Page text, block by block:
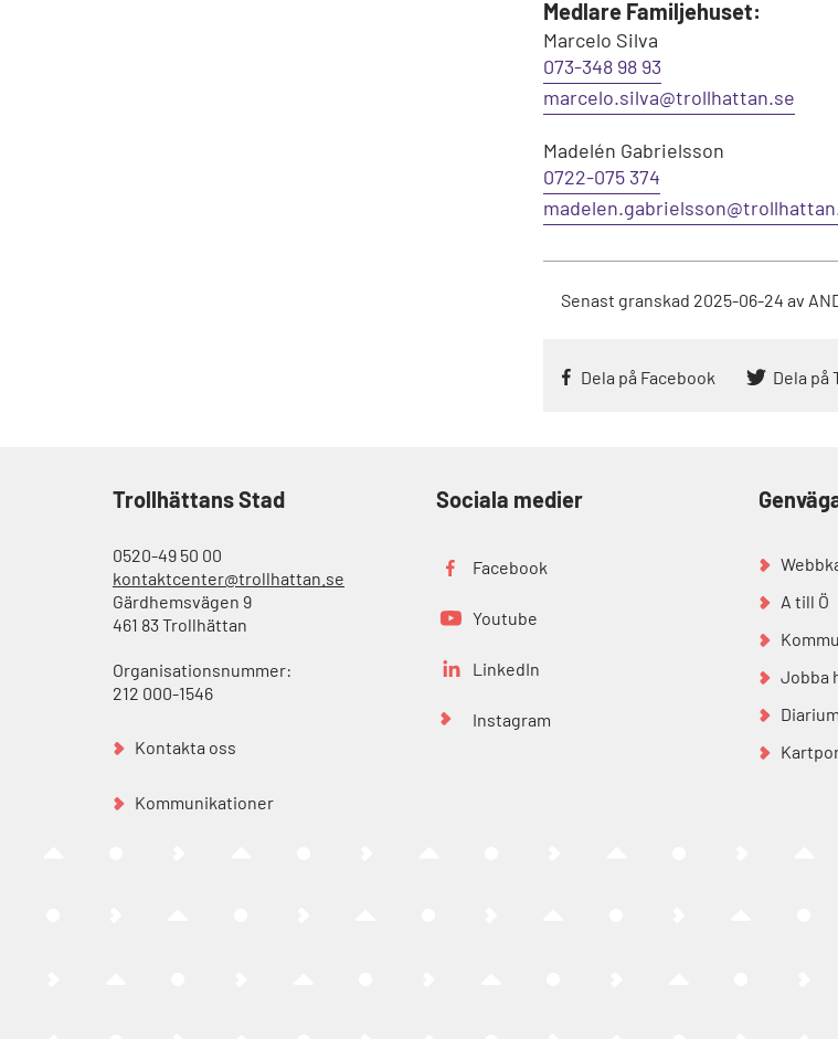
Medlare Familjehuset:
Marcelo Silva
073-348 98 93
marcelo.silva@trollhattan.se
Madelén Gabrielsson
0722-075 374
Senast granskad 2025-06-24 av
Dela på Facebook Dela på
Trollhättans Stad
0520-49 50 00
kontaktcenter@trollhattan.se
Gärdhemsvägen 9
461 83 Trollhättan
Organisationsnummer:
212 000-1546
Kontakta oss
Kommunikationer
Sociala medier
Facebook
Youtube
LinkedIn
Instagram
A till Ö
Jobba